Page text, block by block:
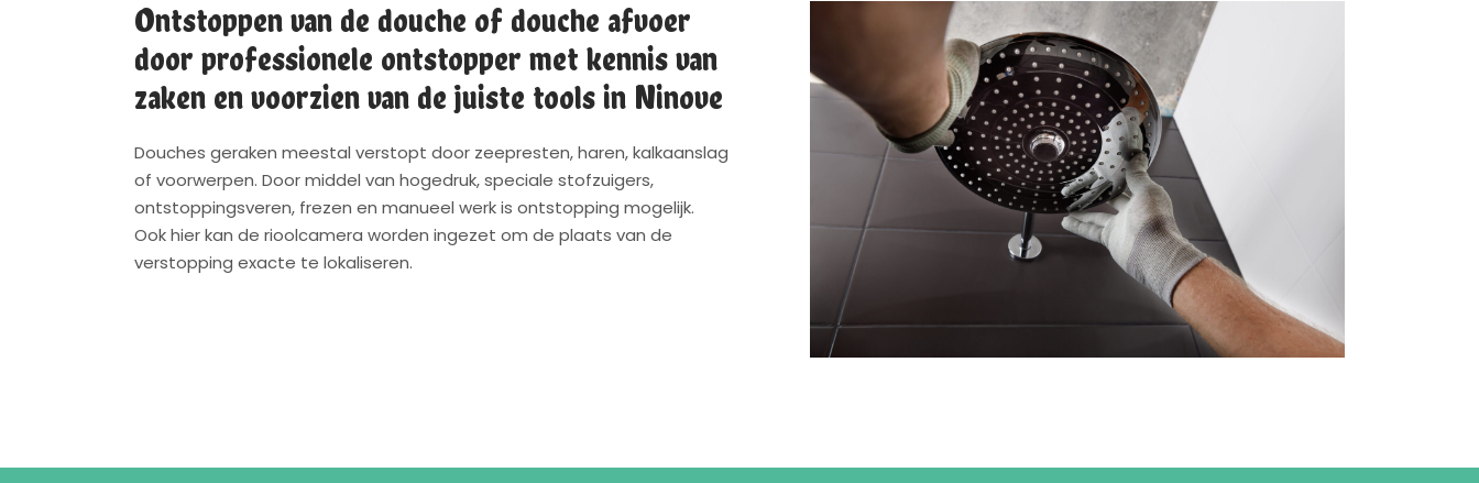
Ontstoppen van de douche of douche afvoer
door professionele ontstopper met kennis van
zaken en voorzien van de juiste tools in Ninove
Douches geraken meestal verstopt door zeepresten, haren, kalkaanslag
of voorwerpen. Door middel van hogedruk, speciale stofzuigers,
ontstoppingsveren, frezen en manueel werk is ontstopping mogelijk.
Ook hier kan de rioolcamera worden ingezet om de plaats van de
verstopping exacte te lokaliseren.